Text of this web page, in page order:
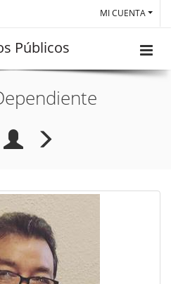
MI CUENTA
Públicos